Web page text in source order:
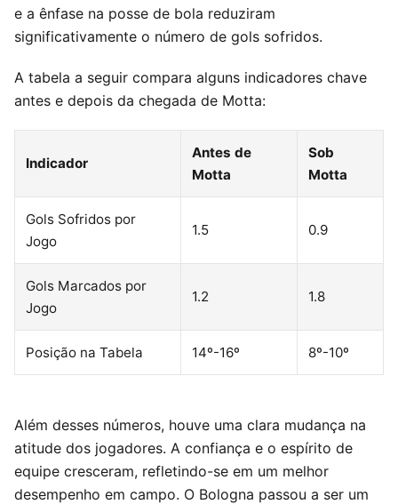
e a ênfase na posse de bola reduziram
significativamente o número de gols sofridos.
A tabela a seguir compara alguns indicadores chave
antes e depois da chegada de Motta:
Indicador
Antes de
Motta
Sob
Motta
Gols Sofridos por
Jogo
1.5 0.9
Gols Marcados por
Jogo
1.2 1.8
Posição na Tabela 14º-16º 8º-10º
Além desses números, houve uma clara mudança na
atitude dos jogadores. A confiança e o espírito de
equipe cresceram, refletindo-se em um melhor
desempenho em campo. O Bologna passou a ser um